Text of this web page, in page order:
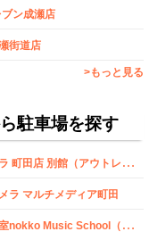
ブン成瀬店
街道店
>もっと見る
駐車場を探す
ビ
ックカメラ 町田店 別館（アウトレット）
ラ マルチメディア町田
町
田音楽教室nokko Music School（ノッコ ミュージック スクール）【ボーカル・ボイストレーニング、ギター、ピアノ、サックス、ウクレレ】